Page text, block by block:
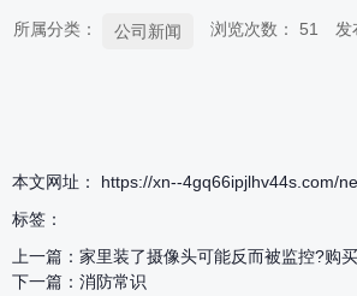
所属分类： 公司新闻 浏览次数： 51 发
本文网址： https://xn--4gq66ipjlhv44s.com/
标签：
上一篇： 家里装了摄像头可能反而被监控?购
下一篇： 消防常识